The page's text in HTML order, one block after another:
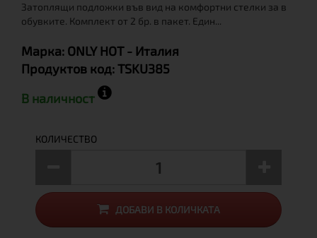
Затоплящи подложки във вид на комфортни стелки за в
обувките. Комплект от 2 бр. в пакет. Един...
Марка: ONLY HOT - Италия
Продуктов код:TSKU385
В наличност
КОЛИЧЕСТВО
ДОБАВИ В КОЛИЧКАТА